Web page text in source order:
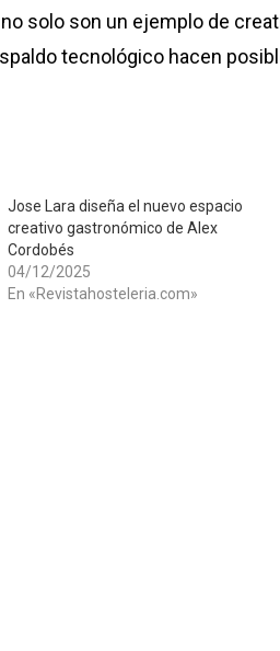
solo son un ejemplo de
tecnológico hacen
Jose Lara diseña el nuevo espacio
creativo gastronómico de Alex
Cordobés
04/12/2025
En «Revistahosteleria.com»